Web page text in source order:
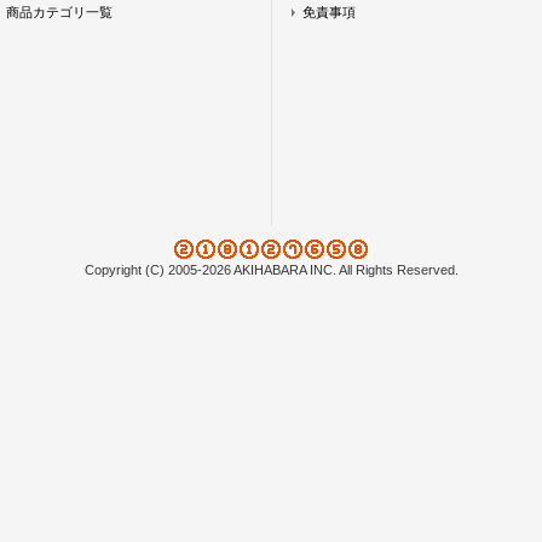
商品カテゴリ一覧 免責事項
Copyright (C) 2005-2026 AKIHABARA INC. All Rights Reserved.